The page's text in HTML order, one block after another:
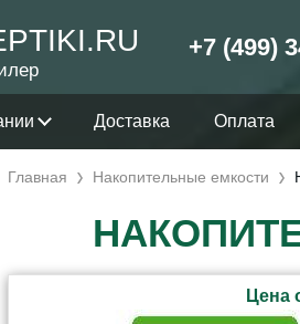
+7 (499)
Доставка Оплата
Главная Накопительные емкости
Цена